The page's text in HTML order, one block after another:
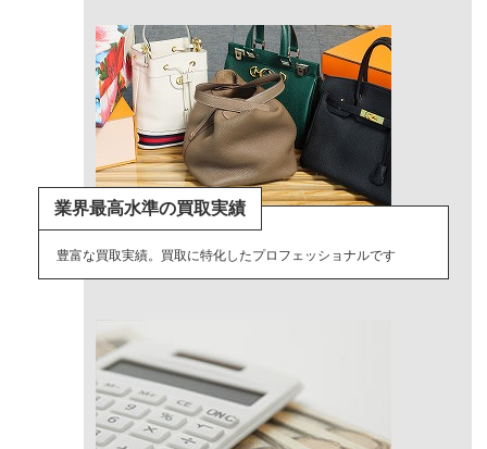
業界最高水準の買取実績
豊富な買取実績。買取に特化したプロフェッショナルです